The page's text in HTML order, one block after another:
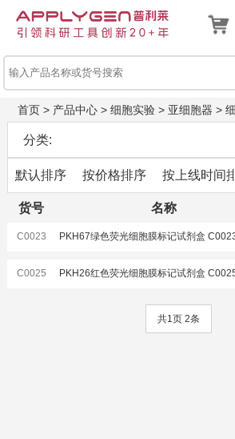
首页> 产品中心> 细胞实验> 亚细胞器 >
分类:
默认排序 按价格排序 按上线时间
货号 名称
C0023 PKH67绿色荧光细胞膜标记试剂盒
C0025 PKH26红色荧光细胞膜标记试剂盒
共1页 2条